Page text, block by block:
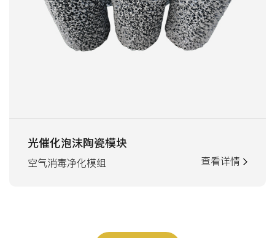
光催化泡沫陶瓷模块
空气消毒净化模组 查看详情